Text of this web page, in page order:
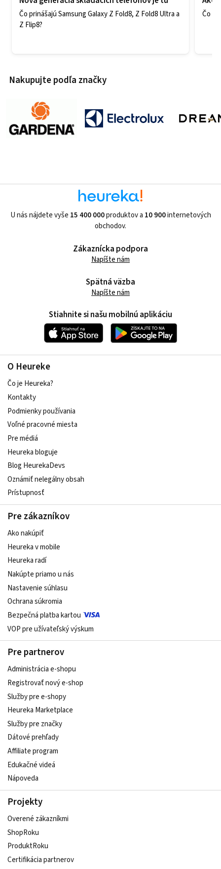
Čo prinášajú Samsung Galaxy Z Fold8, Z Fold8 Ultra a
Z Flip8?
Čo
Nakupujte podľa značky
U nás nájdete vyše 15 400 000produktov a 10 900internetových
obchodov.
O Heureke
Čo je Heureka?
Kontakty
Podmienky používania
Voľné pracovné miesta
Pre médiá
Heureka bloguje
Blog HeurekaDevs
Oznámiť nelegálny obsah
Prístupnosť
Pre zákazníkov
Ako nakúpiť
Heureka v mobile
Heureka radí
Nakúpte priamo u nás
Nastavenie súhlasu
Ochrana súkromia
Bezpečná platba kartou
VOP pre užívateľský výskum
Pre partnerov
Administrácia e-shopu
Registrovať nový e-shop
Služby pre e‑shopy
Heureka Marketplace
Služby pre značky
Dátové prehľady
Affiliate program
Edukačné videá
Nápoveda
Projekty
Overené zákazníkmi
ShopRoku
ProduktRoku
Certifikácia partnerov
Zákaznícka podpora
Napíšte nám
Spätná väzba
Napíšte nám
Stiahnite si našu mobilnú aplikáciu